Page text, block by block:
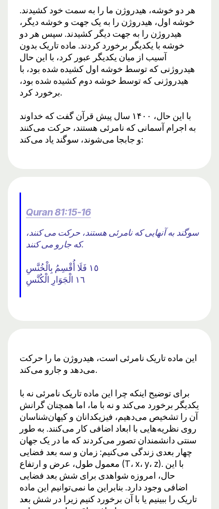
هر دو خوشه، هیدروژن ما را به سمت خود کشیدند.
خوشه اول، هیدروژن را به یک جهت و خوشه دیگر،
هیدروژن را به جهت دیگر کشیدند. سپس هر دو
خوشه با یکدیگر برخورد کردند. ماده تاریک بدون
آسیب از میان یکدیگر عبور کرد، با این حال
هیدروژنی که توسط خوشه اول کشیده شده بود، با
هیدروژنی که توسط خوشه دوم کشیده شده بود،
برخورد کرد.
با این حال، ۱۴۰۰ سال پیش قرآن گفت که خداوند
به اجرام آسمانی که نامرئی هستند، حرکت می‌کنند
و جابجا می‌شوند، سوگند یاد می‌کند:
Quran 81:15-16
سوگند به آنهایی که نامرئی هستند، حرکت می کنند،
که جارو می کنند.
١٥ فَلَا أُقْسِمُ بِالْخُنَّسِ
١٦ الْجَوَارِ الْكُنَّسِ
این ماده تاریک نامرئی است، هیدروژن ما را حرکت
می‌دهد و جارو می‌کند.
برای توضیح اینکه چرا این ماده تاریک نامرئی نه با
یکدیگر برخورد می‌کند و نه با ما، اما همچنان گرانش
آن را تشخیص می‌دهیم، فیزیکدانان و کیهان‌شناسان
روی نظریه‌هایی با ابعاد اضافی کار می‌کنند. به طور
سنتی دانشمندان تصور می‌کردند که ما در یک جهان
چهار بعدی زندگی می‌کنیم: زمان و سه بعد فضایی
معمول طول، عرض و ارتفاع (T، x، y، z). با این
حال، امروزه شواهدی برای شش بعد فضایی
اضافی وجود دارد. بنابراین ما نمی‌توانیم این ماده
تاریک را ببینیم یا با آن برخورد کنیم زیرا در شش بعد